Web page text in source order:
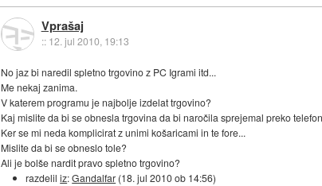
Vprašaj
:: 12. jul 2010, 19:13
No jaz bi naredil spletno trgovino z PC Igrami itd...
Me nekaj zanima.
V katerem programu je najbolje izdelat trgovino?
Kaj mislite da bi se obnesla trgovina da bi naročila sprejemal preko
Ker se mi neda komplicirat z unimi košaricami in te fore...
Mislite da bi se obneslo tole?
Ali je bolše nardit pravo spletno trgovino?
razdeliliz:Gandalfar (18. jul 2010 ob 14:56)